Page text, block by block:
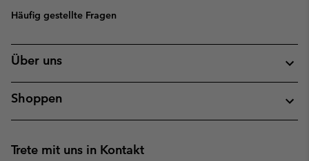
Häufig gestellte Fragen
Über uns
Shoppen
Trete mit uns in Kontakt